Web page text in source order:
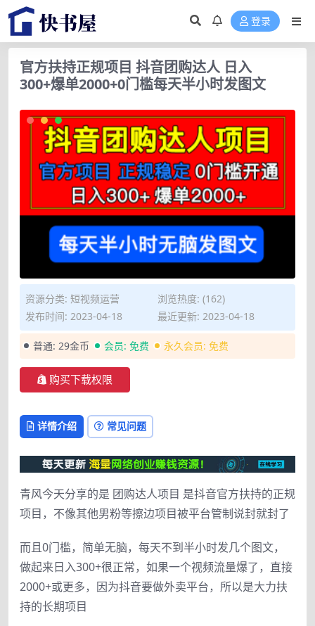
登录
官方扶持正规项目 抖音团购达人 日入
300+爆单2000+0门槛每天半小时发图文
资源分类: 短视频运营
浏览热度: (162)
发布时间: 2023-04-18
最近更新: 2023-04-18
普通: 29金币 会员: 免费 永久会员: 免费
购买下载权限
详情介绍 常见问题
青风今天分享的是 团购达人项目 是抖音官方扶持的正规
项目，不像其他男粉等擦边项目被平台管制说封就封了
而且0门槛，简单无脑，每天不到半小时发几个图文，
做起来日入300+很正常，如果一个视频流量爆了，直接
2000+或更多，因为抖音要做外卖平台，所以是大力扶
持的长期项目